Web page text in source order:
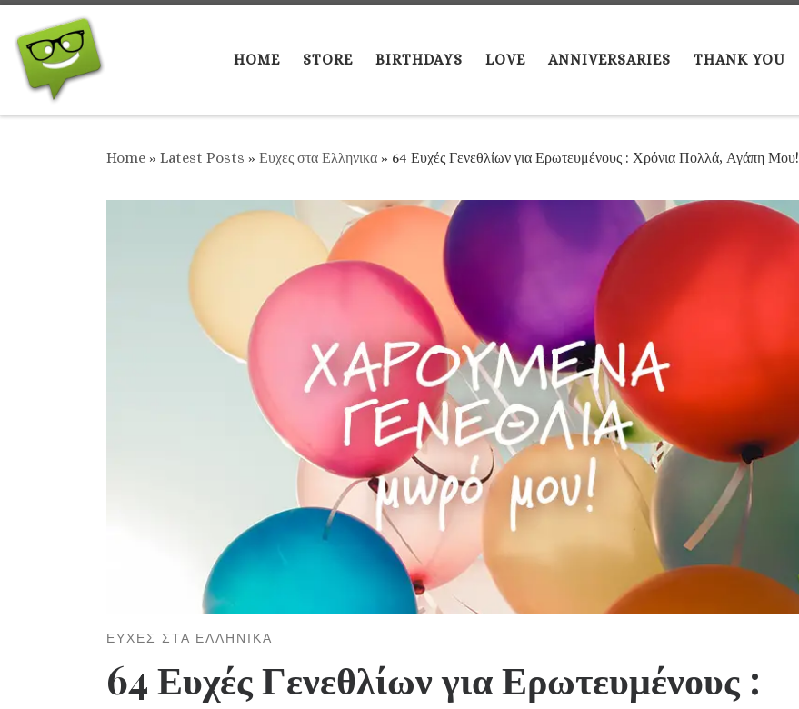
Skip to content
HOME
STORE BIRTHDAYS LOVE ANNIVERSARIES THANK YOU
Home » Latest Posts » Ευχες στα Ελληνικα » 64 Ευχές Γενεθλίων για Ερωτευμένους : Χρόνια Πολλά, Αγάπη Μου!
ΕΥΧΕΣ ΣΤΑ ΕΛΛΗΝΙΚΑ
64 Ευχές Γενεθλίων για Ερωτευμένους :